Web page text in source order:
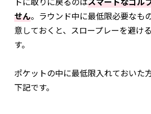
せん。ラウンド中に最低限必要なも
意しておくと、スロープレーを避け
す。
ポケットの中に最低限入れておいた
下記です。